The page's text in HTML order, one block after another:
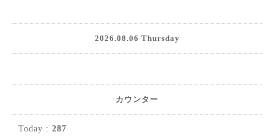
2026.08.06 Thursday
カウンター
Today : 287